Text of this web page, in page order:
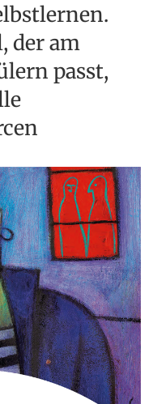
der am
passt,